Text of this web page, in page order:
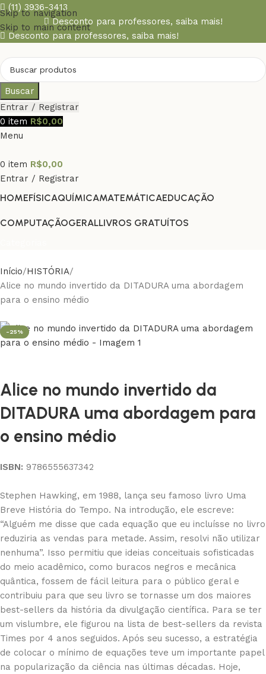
Skip to navigation
Skip to main content
(11) 3936-3413
Desconto para professores, saiba mais!
Desconto para professores, saiba mais!
Buscar
Entrar / Registrar
0 item R$0,00
Menu
0 item R$0,00
Entrar / Registrar
HOMEFÍSICAQUÍMICAMATEMÁTICAEDUCAÇÃO
COMPUTAÇÃOGERALLIVROS GRATUÍTOS
Início HISTÓRIA
Alice no mundo invertido da DITADURA uma abordagem
para o ensino médio
-25%
Alice no mundo invertido da
DITADURA uma abordagem para
o ensino médio
ISBN: 9786555637342
Stephen Hawking, em 1988, lança seu famoso livro Uma
Breve História do Tempo. Na introdução, ele escreve:
“Alguém me disse que cada equação que eu incluísse no livro
reduziria as vendas para metade. Assim, resolvi não utilizar
nenhuma”. Isso permitiu que ideias conceituais sofisticadas
do meio acadêmico, como buracos negros e mecânica
quântica, fossem de fácil leitura para o público geral e
contribuiu para que seu livro se tornasse um dos maiores
best-sellers da história da divulgação científica. Para se ter
um vislumbre, ele figurou na lista de best-sellers da revista
Times por 4 anos seguidos. Após seu sucesso, a estratégia
de colocar o mínimo de equações teve um importante papel
na popularização da ciência nas últimas décadas. Hoje,